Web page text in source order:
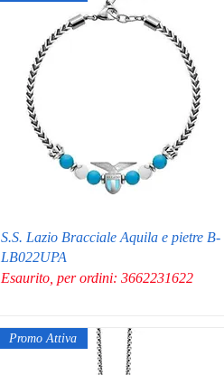
S.S. Lazio Bracciale Aquila e pietre B-
LB022UPA
Esaurito, per ordini: 3662231622
Promo Attiva